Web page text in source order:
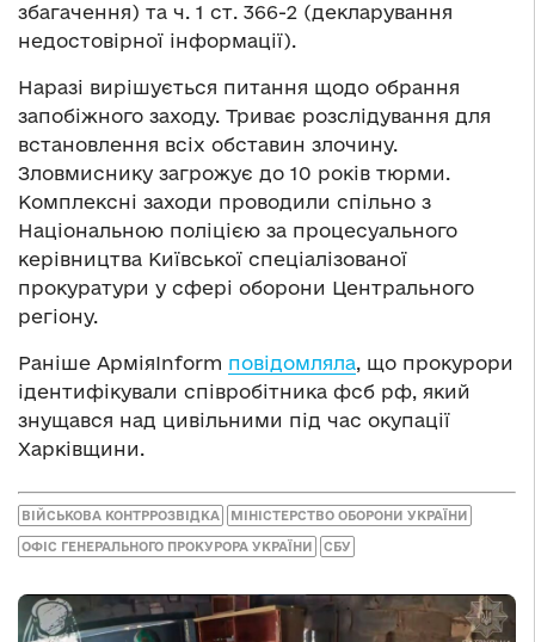
збагачення) та ч. 1 ст. 366-2 (декларування
недостовірної інформації).
Наразі вирішується питання щодо обрання
запобіжного заходу. Триває розслідування для
встановлення всіх обставин злочину.
Зловмиснику загрожує до 10 років тюрми.
Комплексні заходи проводили спільно з
Національною поліцією за процесуального
керівництва Київської спеціалізованої
прокуратури у сфері оборони Центрального
регіону.
Раніше АрміяInform повідомляла, що прокурори
ідентифікували співробітника фсб рф, який
знущався над цивільними під час окупації
Харківщини.
ВІЙСЬКОВА КОНТРРОЗВІДКА МІНІСТЕРСТВО ОБОРОНИ УКРАЇНИ
ОФІС ГЕНЕРАЛЬНОГО ПРОКУРОРА УКРАЇНИ СБУ